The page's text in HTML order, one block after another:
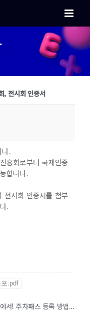
, 전시회 인증서
다.
흥회로부터 국제인증
합니다.
전시회 인증서를 첨부
.
.pdf
[안내] 코엑스 주차와 발레는 카카오내비에서! 주차패스 등록 방법 안내